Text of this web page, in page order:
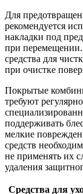
Для
рекомендуется
накладки под
при перемещении.
средства для
при очистке
Покрытые
требуют
поддерживать
мелкие
средств
не применять их
удаления
Средства для